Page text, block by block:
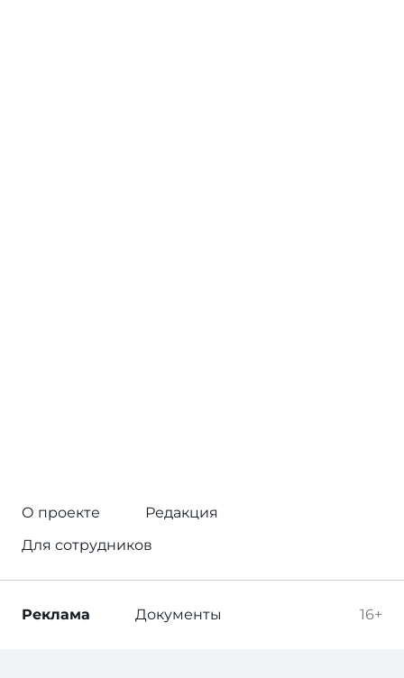
О проекте
Редакция
Для сотрудников
16+
Реклама Документы